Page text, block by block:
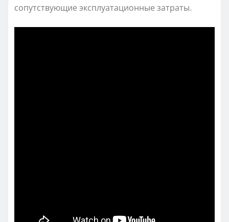
сопутствующие эксплуатационные затраты.